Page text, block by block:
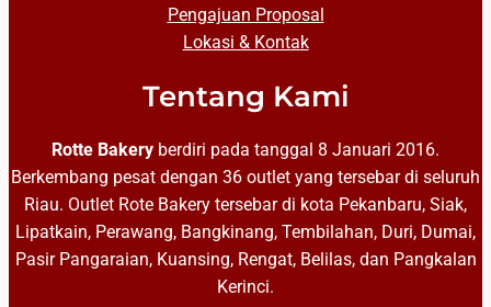
Pengajuan Proposal
Lokasi & Kontak
Tentang Kami
Rotte Bakery berdiri pada tanggal 8 Januari 2016.
Berkembang pesat dengan 36 outlet yang tersebar di seluruh
Riau. Outlet Rote Bakery tersebar di kota Pekanbaru, Siak,
Lipatkain, Perawang, Bangkinang, Tembilahan, Duri, Dumai,
Pasir Pangaraian, Kuansing, Rengat, Belilas, dan Pangkalan
Kerinci.